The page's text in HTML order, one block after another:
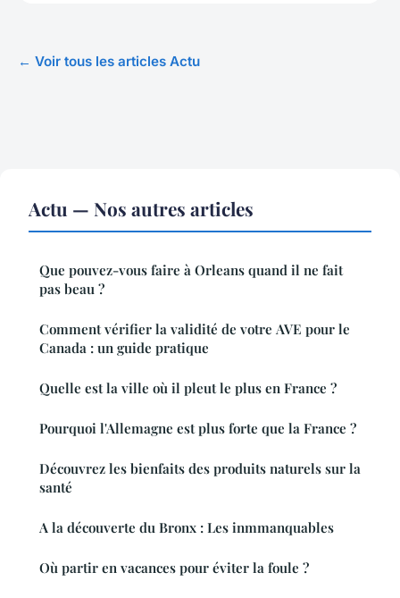
← Voir tous les articles Actu
Actu — Nos autres articles
Que pouvez-vous faire à Orleans quand il ne fait
pas beau ?
Comment vérifier la validité de votre AVE pour le
Canada : un guide pratique
Quelle est la ville où il pleut le plus en France ?
Pourquoi l'Allemagne est plus forte que la France ?
Découvrez les bienfaits des produits naturels sur la
santé
A la découverte du Bronx : Les inmmanquables
Où partir en vacances pour éviter la foule ?